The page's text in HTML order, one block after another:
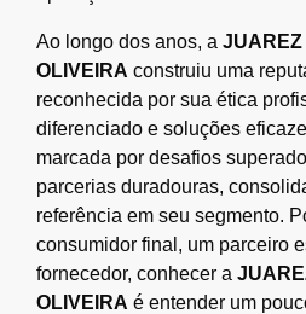
Ao longo dos anos, a JUAREZ
OLIVEIRA construiu uma
reconhecida por sua ética
diferenciado e soluções
marcada por desafios
parcerias duradouras,
referência em seu segmento.
consumidor final, um parceiro
fornecedor, conhecer a
OLIVEIRA é entender um